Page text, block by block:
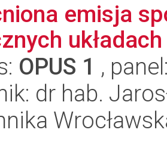
emisja
OPUS 1 ,
dr hab.